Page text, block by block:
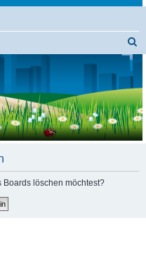
h
e
Boards löschen möchtest?